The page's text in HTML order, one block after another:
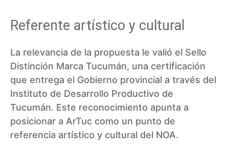
Referente artístico y cultural
La relevancia de la propuesta le valió el Sello
Distinción Marca Tucumán, una certificación
que entrega el Gobierno provincial a través del
Instituto de Desarrollo Productivo de
Tucumán. Este reconocimiento apunta a
posicionar a ArTuc como un punto de
referencia artístico y cultural del NOA.